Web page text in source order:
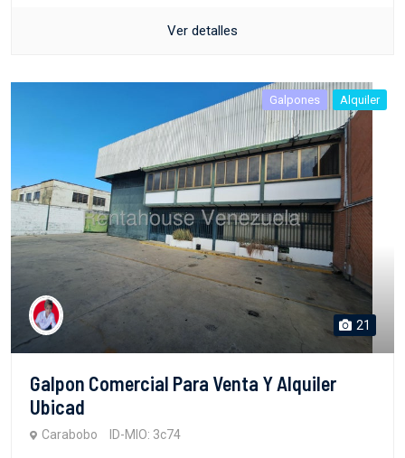
Ver detalles
Galpones Alquiler
21
Galpon Comercial Para Venta Y Alquiler
Ubicad
Carabobo ID-MIO: 3c74